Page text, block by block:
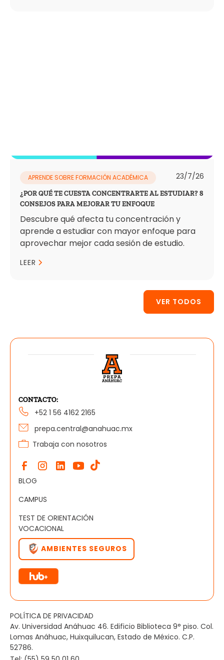
APRENDE SOBRE FORMACIÓN ACADÉMICA 23/7/26
¿POR QUÉ TE CUESTA CONCENTRARTE AL ESTUDIAR? 8
CONSEJOS PARA MEJORAR TU ENFOQUE
Descubre qué afecta tu concentración y
aprende a estudiar con mayor enfoque para
aprovechar mejor cada sesión de estudio.
LEER
VER TODOS
CONTACTO:
+52 1 56 4162 2165
prepa.central@anahuac.mx
Trabaja con nosotros
BLOG
CAMPUS
TEST DE ORIENTACIÓN
VOCACIONAL
AMBIENTES SEGUROS
Av. Universidad Anáhuac 46. Edificio Biblioteca 9° piso. Col.
Lomas Anáhuac, Huixquilucan, Estado de México. C.P.
52786.
POLÍTICA DE PRIVACIDAD